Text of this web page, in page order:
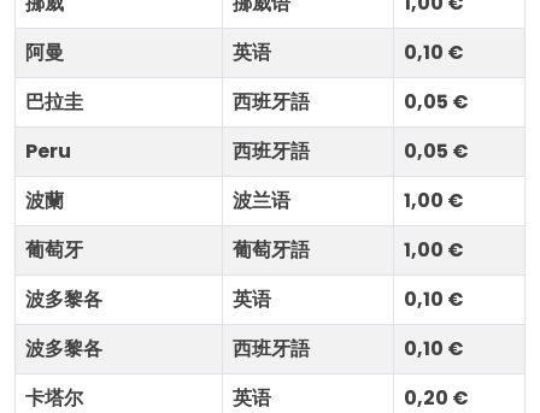
阿曼
英语
0,10 €
巴拉圭
西班牙語
0,05 €
Peru
西班牙語
0,05 €
波蘭
波兰语
1,00 €
葡萄牙
葡萄牙語
1,00 €
波多黎各
英语
0,10 €
波多黎各
西班牙語
0,10 €
卡塔尔
英语
0,20 €